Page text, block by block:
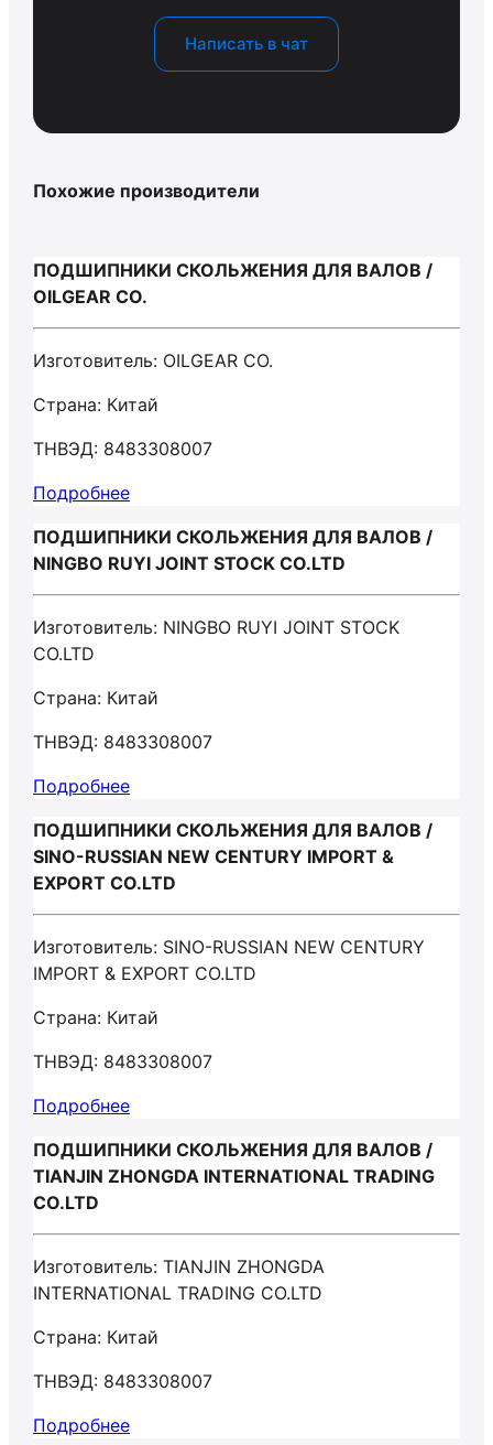
Написать в чат
Похожие производители
ПОДШИПНИКИ СКОЛЬЖЕНИЯ ДЛЯ ВАЛОВ /
OILGEAR CO.
Изготовитель: OILGEAR CO.
Страна: Китай
ТНВЭД: 8483308007
Подробнее
ПОДШИПНИКИ СКОЛЬЖЕНИЯ ДЛЯ ВАЛОВ /
NINGBO RUYI JOINT STOCK CO.LTD
Изготовитель: NINGBO RUYI JOINT STOCK
CO.LTD
Страна: Китай
ТНВЭД: 8483308007
Подробнее
ПОДШИПНИКИ СКОЛЬЖЕНИЯ ДЛЯ ВАЛОВ /
SINO-RUSSIAN NEW CENTURY IMPORT &
EXPORT CO.LTD
Изготовитель: SINO-RUSSIAN NEW CENTURY
IMPORT & EXPORT CO.LTD
Страна: Китай
ТНВЭД: 8483308007
Подробнее
ПОДШИПНИКИ СКОЛЬЖЕНИЯ ДЛЯ ВАЛОВ /
TIANJIN ZHONGDA INTERNATIONAL TRADING
CO.LTD
Изготовитель: TIANJIN ZHONGDA
INTERNATIONAL TRADING CO.LTD
Страна: Китай
ТНВЭД: 8483308007
Подробнее